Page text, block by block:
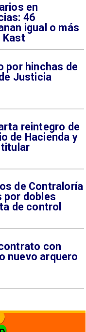
en
46
igual o más
Kast
por hinchas de
Justicia
reintegro de
de Hacienda y
titular
de Contraloría
por dobles
de control
con
nuevo arquero